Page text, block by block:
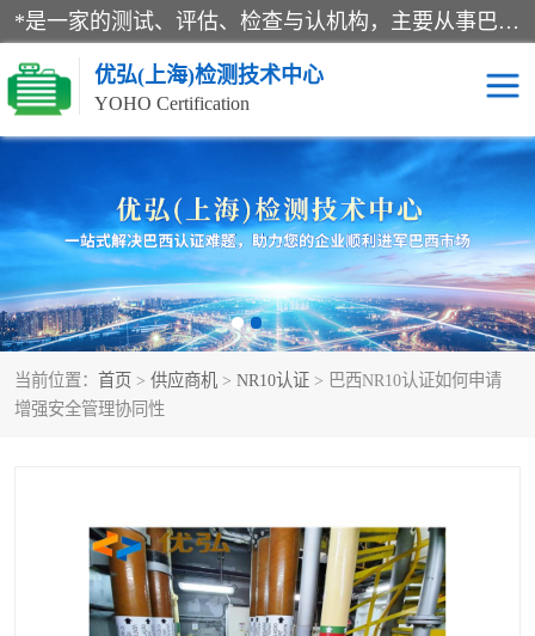
*是一家的测试、评估、检查与认机构，主要从事巴西NR10认证、NR12认证、NR13认证；ANATEL认证、INMTRO认证，欧盟CE认证：MD认证，PED认证，MID认证，ATEX认证，德国蓝色天使认证。
优弘(上海)检测技术中心
YOHO Certification
当前位置： 首页 > 供应商机 > NR10认证 > 巴西NR10认证如何申请
增强安全管理协同性
RECYCLASS认证 NR10认证
NR12认证 NR13认证
ART认证 巴西NR认证
巴西认证 RETIE认证